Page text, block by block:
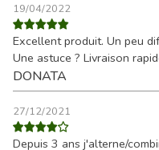
19/04/2022
Excellent produit. Un peu
Une astuce ? Livraison
DONATA
27/12/2021
Depuis 3 ans j'alterne/